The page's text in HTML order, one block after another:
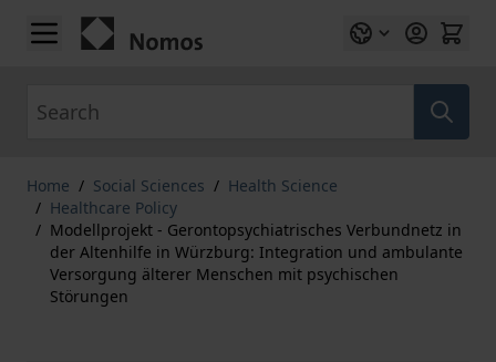
Skip to Content
Home / Social Sciences / Health Science
/ Healthcare Policy
/ Modellprojekt - Gerontopsychiatrisches Verbundnetz in
der Altenhilfe in Würzburg: Integration und ambulante
Versorgung älterer Menschen mit psychischen
Störungen